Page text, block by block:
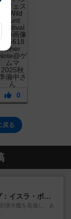
0
戻る
キャプテン・フリップ：イスラ・ボンバ
!潜水艦を装備し、あ